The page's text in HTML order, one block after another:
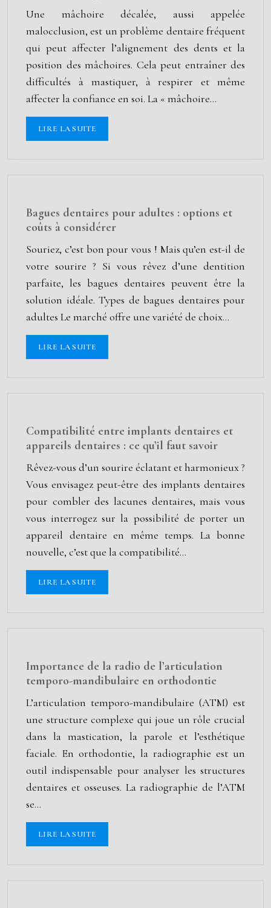
Une mâchoire décalée, aussi appelée
malocclusion, est un problème dentaire fréquent
qui peut affecter l’alignement des dents et la
position des mâchoires. Cela peut entraîner des
difficultés à mastiquer, à respirer et même
affecter la confiance en soi. La « mâchoire…
LIRE LA SUITE
Bagues dentaires pour adultes : options et
coûts à considérer
Souriez, c’est bon pour vous ! Mais qu’en est-il de
votre sourire ? Si vous rêvez d’une dentition
parfaite, les bagues dentaires peuvent être la
solution idéale. Types de bagues dentaires pour
adultes Le marché offre une variété de choix…
LIRE LA SUITE
Compatibilité entre implants dentaires et
appareils dentaires : ce qu’il faut savoir
Rêvez-vous d’un sourire éclatant et harmonieux ?
Vous envisagez peut-être des implants dentaires
pour combler des lacunes dentaires, mais vous
vous interrogez sur la possibilité de porter un
appareil dentaire en même temps. La bonne
nouvelle, c’est que la compatibilité…
LIRE LA SUITE
Importance de la radio de l’articulation
temporo-mandibulaire en orthodontie
L’articulation temporo-mandibulaire (ATM) est
une structure complexe qui joue un rôle crucial
dans la mastication, la parole et l’esthétique
faciale. En orthodontie, la radiographie est un
outil indispensable pour analyser les structures
dentaires et osseuses. La radiographie de l’ATM
se…
LIRE LA SUITE